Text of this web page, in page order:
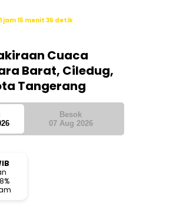
1 jam 15 menit 36 detik
Cuaca
Barat, Ciledug,
Tangerang
Besok
07 Aug 2026